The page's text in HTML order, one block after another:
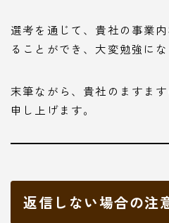
選考を通じて、貴社の事業
ることができ、大変勉強にな
末筆ながら、貴社のますま
申し上げます。
返信しない場合の注